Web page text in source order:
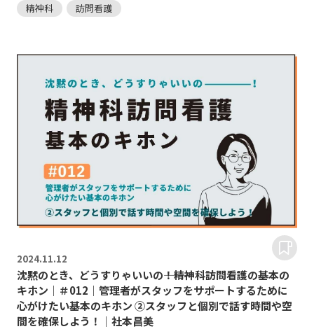
精神科 訪問看護
2024.11.12
沈黙のとき、どうすりゃいいの―――！精神科訪問看護の基本の
キホン｜＃012｜管理者がスタッフをサポートするために
心がけたい基本のキホン ②スタッフと個別で話す時間や空
間を確保しよう！｜社本昌美